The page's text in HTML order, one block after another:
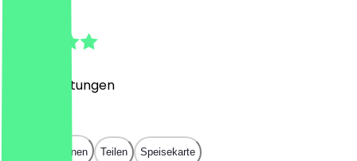
Bewertungen
In App öffnen Teilen Speisekarte